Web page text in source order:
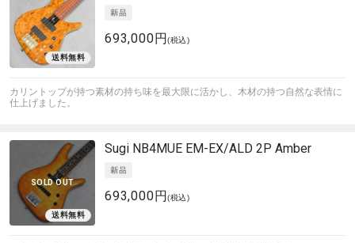
693,000円(税込)
カリントップが持つ素材の持ち味を最大限に活かし、木材の持つ自然な表情に
仕上げました。
SOLD OUT
Sugi NB4MUE EM-EX/ALD 2P Amber
693,000円(税込)